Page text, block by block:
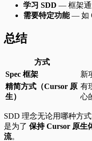
学习 SDD — 框架通
需要特定功能— 如
总结
方式
Spec 框架
新
精简方式（Cursor 原
生）
有
心
SDD 理念无论用哪种方
是为了 保持 Cursor 原生
流。